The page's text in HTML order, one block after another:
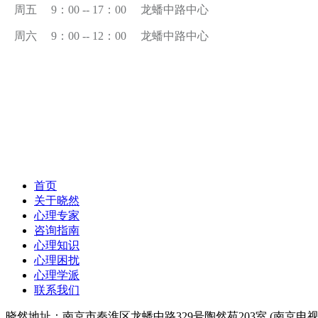
周五 9 ： 00 -- 17 ： 00 龙蟠中路中心
周六 9 ： 00 -- 12 ： 00 龙蟠中路中心
首页
关于晓然
心理专家
咨询指南
心理知识
心理困扰
心理学派
联系我们